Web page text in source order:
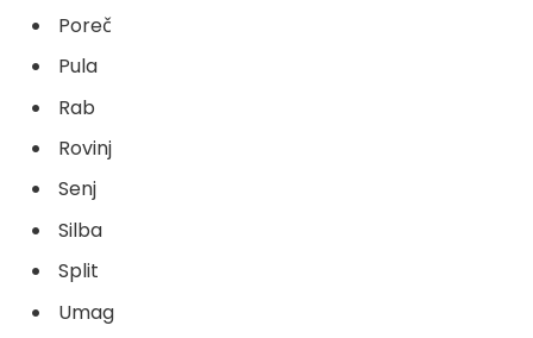
Poreč
Pula
Rab
Rovinj
Senj
Silba
Split
Umag